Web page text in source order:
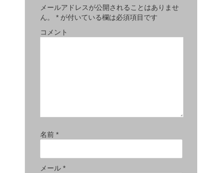
メールアドレスが公開されることはありませ
ん。
* が付いている欄は必須項目です
コメント
名前 *
メール *